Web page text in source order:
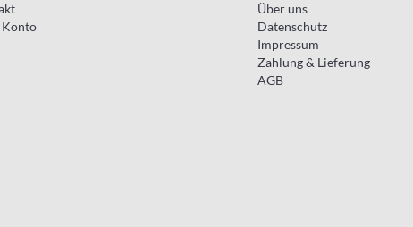
Konto
Über uns
Datenschutz
Impressum
Zahlung & Lieferung
AGB